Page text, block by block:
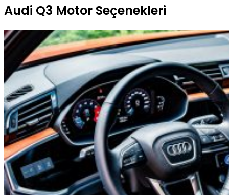
Audi Q3 Motor Seçenekleri